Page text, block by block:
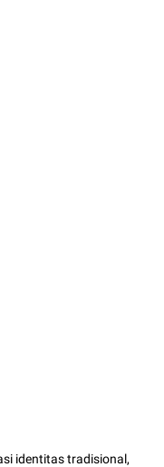
identitas tradisional,